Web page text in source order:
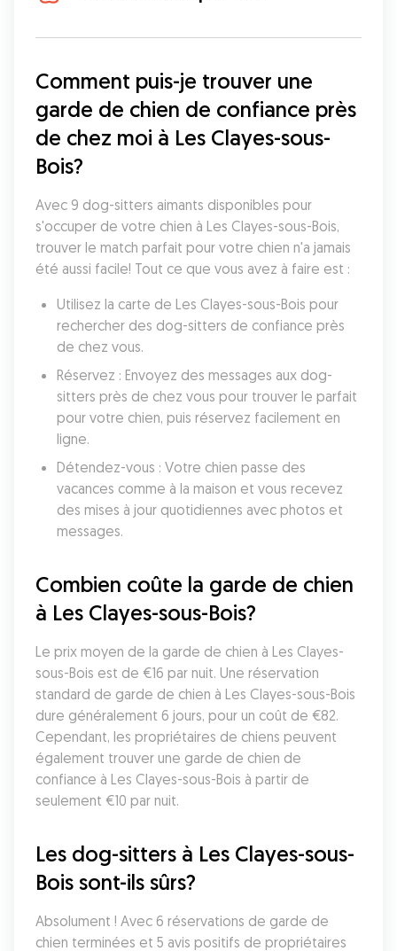
Comment puis-je trouver une
garde de chien de confiance près
de chez moi à Les Clayes-sous-
Bois?
Avec 9 dog-sitters aimants disponibles pour
s'occuper de votre chien à Les Clayes-sous-Bois,
trouver le match parfait pour votre chien n'a jamais
été aussi facile! Tout ce que vous avez à faire est :
Utilisez la carte de Les Clayes-sous-Bois pour
rechercher des dog-sitters de confiance près
de chez vous.
Réservez : Envoyez des messages aux dog-
sitters près de chez vous pour trouver le parfait
pour votre chien, puis réservez facilement en
ligne.
Détendez-vous : Votre chien passe des
vacances comme à la maison et vous recevez
des mises à jour quotidiennes avec photos et
messages.
Combien coûte la garde de chien
à Les Clayes-sous-Bois?
Le prix moyen de la garde de chien à Les Clayes-
sous-Bois est de €16 par nuit. Une réservation
standard de garde de chien à Les Clayes-sous-Bois
dure généralement 6 jours, pour un coût de €82.
Cependant, les propriétaires de chiens peuvent
également trouver une garde de chien de
confiance à Les Clayes-sous-Bois à partir de
seulement €10 par nuit.
Les dog-sitters à Les Clayes-sous-
Bois sont-ils sûrs?
Absolument ! Avec 6 réservations de garde de
chien terminées et 5 avis positifs de propriétaires